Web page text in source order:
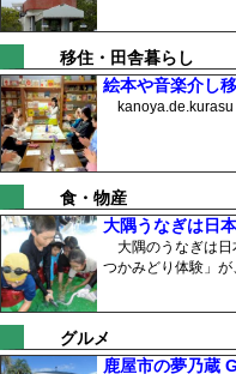
移住・田舎暮らし
絵本や音楽介し
kanoya.de.kurasu
食・物産
大隅うなぎは日
大隅のうなぎは日
つかみどり体験」
グルメ
鹿屋市の夢乃蔵